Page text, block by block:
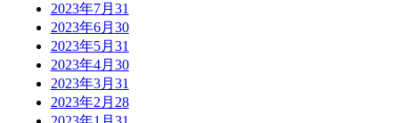
2023年7月 31
2023年6月 30
2023年5月 31
2023年4月 30
2023年3月 31
2023年2月 28